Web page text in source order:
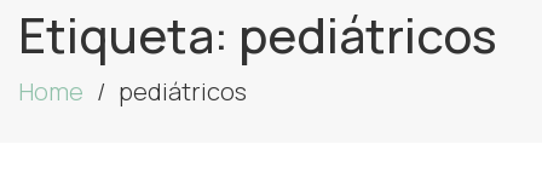
Etiqueta: pediátricos
Home pediátricos